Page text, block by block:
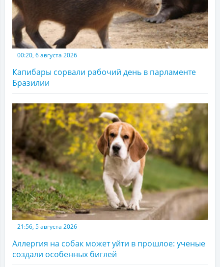
00:20, 6 августа 2026
Капибары сорвали рабочий день в парламенте
Бразилии
21:56, 5 августа 2026
Аллергия на собак может уйти в прошлое: ученые
создали особенных биглей